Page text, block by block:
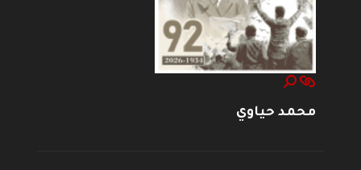
محمد حياوي